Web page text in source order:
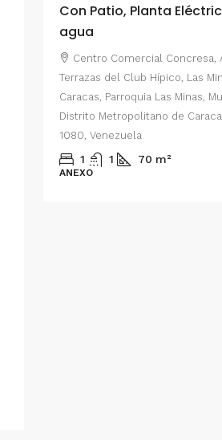
Con Patio, Planta
agua
Centro Comercial Concresa,
Terrazas del Club Hípico, Las
Caracas, Parroquia Las Minas,
Distrito Metropolitano de
1080, Venezuela
1 1 70 m²
ANEXO